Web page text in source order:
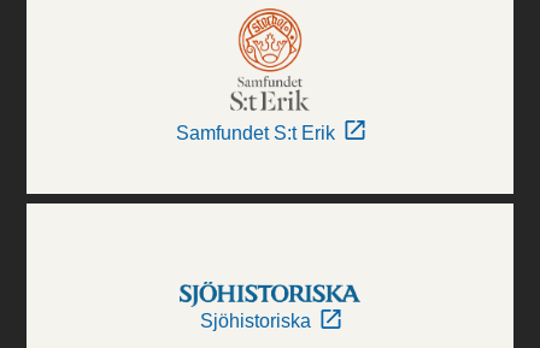
Samfundet S:t Erik
Sjöhistoriska